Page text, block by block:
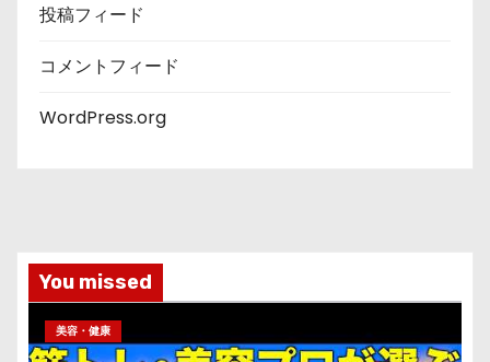
投稿フィード
コメントフィード
WordPress.org
You missed
美容・健康